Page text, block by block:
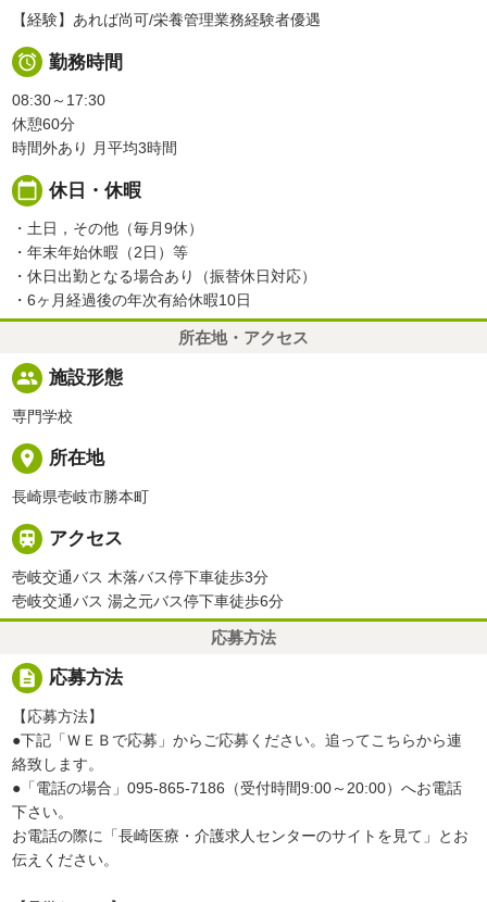
【経験】あれば尚可/栄養管理業務経験者優遇
 勤務時間
08:30～17:30
休憩60分
時間外あり 月平均3時間
calendar_today 休日・休暇
・土日，その他（毎月9休）
・年末年始休暇（2日）等
・休日出勤となる場合あり（振替休日対応）
・6ヶ月経過後の年次有給休暇10日
所在地・アクセス
people 施設形態
専門学校
place 所在地
長崎県壱岐市勝本町
 アクセス
壱岐交通バス 木落バス停下車徒歩3分
壱岐交通バス 湯之元バス停下車徒歩6分
応募方法
description 応募方法
【応募方法】
●下記「ＷＥＢで応募」からご応募ください。追ってこちらから連
絡致します。
●「電話の場合」095-865-7186（受付時間9:00～20:00）へお電話
下さい。
お電話の際に「長崎医療・介護求人センターのサイトを見て」とお
伝えください。